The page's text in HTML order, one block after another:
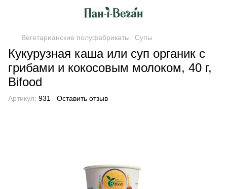
Вегетарианские полуфабрикаты Супы
Кукурузная каша или суп органик с
грибами и кокосовым молоком, 40 г,
Bifood
Артикул: 931 Оставить отзыв